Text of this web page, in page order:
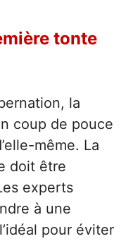
tonte
la
coup de pouce
même. La
doit être
experts
à une
pour éviter